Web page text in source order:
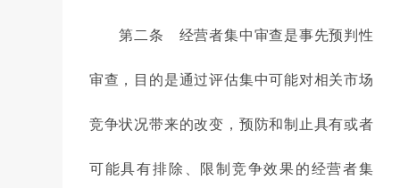
第二条 经营者集中审查是事先预判性
审查，目的是通过评估集中可能对相关市场
竞争状况带来的改变，预防和制止具有或者
可能具有排除、限制竞争效果的经营者集